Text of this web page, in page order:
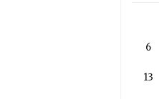
6
13